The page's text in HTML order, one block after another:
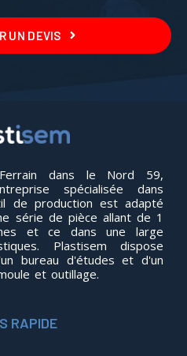
UN DEVIS
Ferrain dans le Nord 59,
spécialisée dans
de production est adapté
série de pièce allant de 1
et ce dans une large
Plastisem dispose
bureau d'études et d'un
et outillage.
RAPIDE